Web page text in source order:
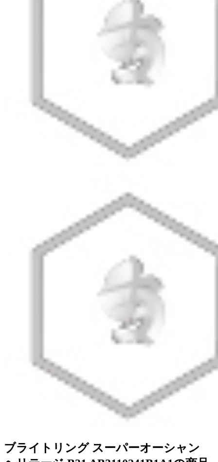
ブライトリング スーパーオーシャン